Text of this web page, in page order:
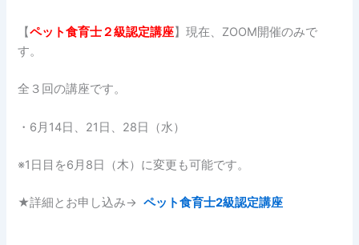
【ペット食育士２級認定講座】現在、ZOOM開催のみで
す。
全３回の講座です。
・6月14日、21日、28日（水）
※1日目を6月8日（木）に変更も可能です。
★詳細とお申し込み→ペット食育士2級認定講座